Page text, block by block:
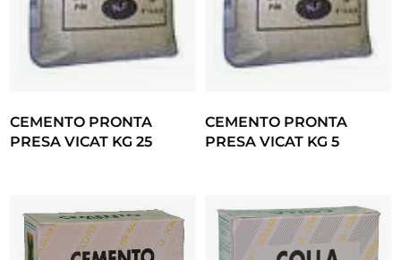
CEMENTO PRONTA
PRESA VICAT KG 25
CEMENTO PRONTA
PRESA VICAT KG 5